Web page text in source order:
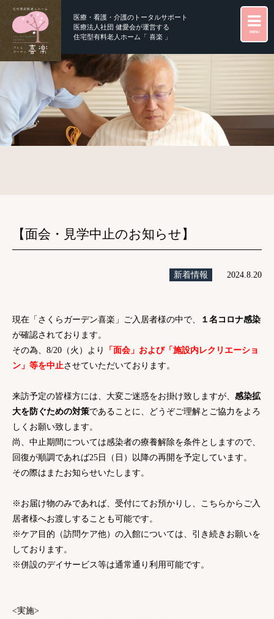
MENU
医療・看護・介護のトータルサポート
医療法人社団 健愛会が運営する
住宅型有料老人ホーム「 喜楽 」
【面会・見学中止のお知らせ】
新着情報 2024.8.20
現在「さくらガーデン喜楽」ご入居者様の中で、
１名コロナ感染
が確認されております。
その為、8/20（火）より
「面会」および「施設内レクリエーショ
ン」等を中止させていただいております。
来訪予定の皆様方には、大変ご迷惑をお掛け致しますが、 感染拡
大を防ぐための対策であることに、どうぞご理解とご協力をよろ
しくお願い致します。
尚、中止期間については感染者の療養解除を条件としますので、
回復が順調であれば25日（日）以降の再開を予定しています。
その際はまたお知らせいたします。
※お届け物のみであれば、受付にてお預かりし、こちらからご入
居者様へお渡しすることも可能です。
※ケア目的（訪問ケア他）の入館については、引き続きお願いを
しております。
※併設のデイサービス等は通常通り利用可能です。
<実施>